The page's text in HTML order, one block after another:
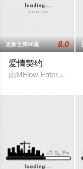
更新至第06集 8.0
爱情契约
由MFlow